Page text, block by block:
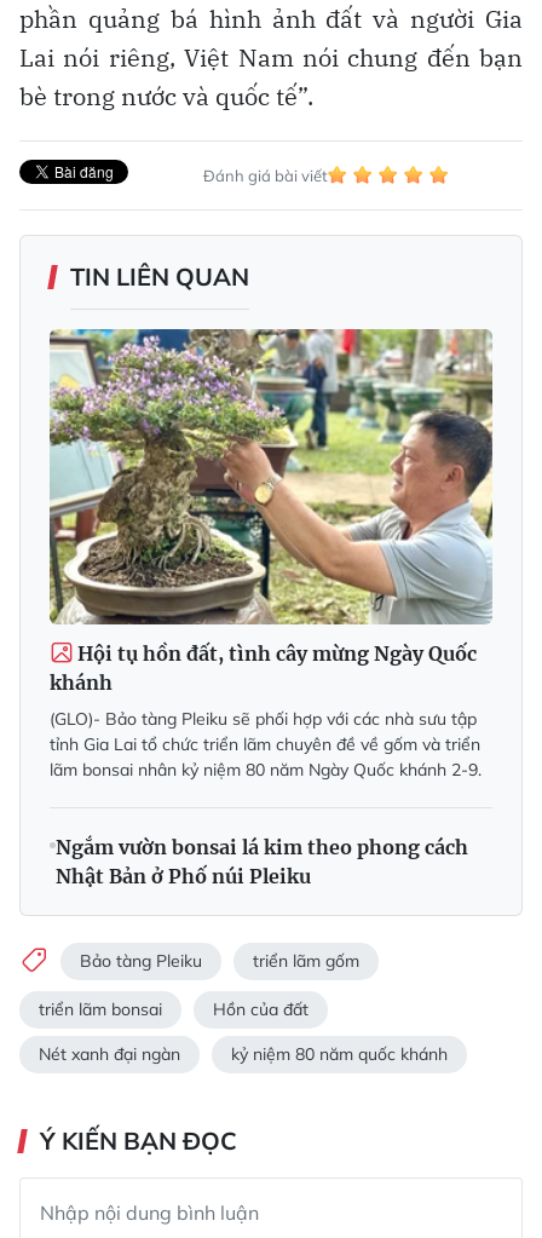
phần quảng bá hình ảnh đất và người Gia
Lai nói riêng, Việt Nam nói chung đến bạn
bè trong nước và quốc tế”.
Đánh giá bài viết
TIN LIÊN QUAN
Hội tụ hồn đất, tình cây mừng Ngày Quốc
khánh
(GLO)- Bảo tàng Pleiku sẽ phối hợp với các nhà sưu tập
tỉnh Gia Lai tổ chức triển lãm chuyên đề về gốm và triển
lãm bonsai nhân kỷ niệm 80 năm Ngày Quốc khánh 2-9.
Ngắm vườn bonsai lá kim theo phong cách
Nhật Bản ở Phố núi Pleiku
Bảo tàng Pleiku triển lãm gốm
triển lãm bonsai Hồn của đất
Nét xanh đại ngàn kỷ niệm 80 năm quốc khánh
Ý KIẾN BẠN ĐỌC